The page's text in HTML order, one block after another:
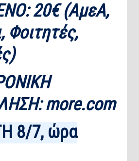
20€ (ΑμεΑ,
Φοιτητές,
more.com
8/7, ώρα